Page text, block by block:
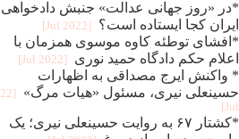
*در «روز جهانی عدالت» جنبش دادخواهی
ایران کجا ایستاده است؟
[2022 Jul]
*افشای توطئه کاوه موسوی همزمان با
اعلام حکم دادگاه حمید نوری
[2022 Jul]
* واکنش ایرج مصداقی به اظهارات
حسینعلی نیری، مسئول «هیات مرگ»
Jul]
*کشتار ۶۷ به روایت حسینعلی نیری؛ یک